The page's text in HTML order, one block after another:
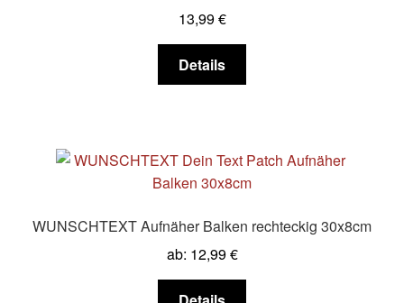
13,99€
Details
auf.
Die
können
der
WUNSCHTEXT Aufnäher Balken rechteckig 30x8cm
ab: 12,99€